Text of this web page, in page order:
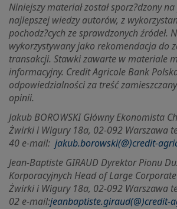
Niniejszy materiał został sporz?dzony
najlepszej wiedzy autorów, z
pochodz?cych ze sprawdzonych źródeł.
wykorzystywany jako rekomendacja do
transakcji. Stawki zawarte w materiale
informacyjny. Credit Agricole Bank
odpowiedzialności za treść
opinii.
Jakub BOROWSKI Główny Ekonomista
Żwirki i Wigury 18a, 02-092 Warszawa
40 e-mail: jakub.borowski(@)credit-
Jean-Baptiste GIRAUD Dyrektor Pionu
Korporacyjnych Head of Large
Żwirki i Wigury 18a, 02-092 Warszawa
02 e-mail:jeanbaptiste.giraud(@)credit-